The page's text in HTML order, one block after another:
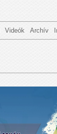
Videók Archív